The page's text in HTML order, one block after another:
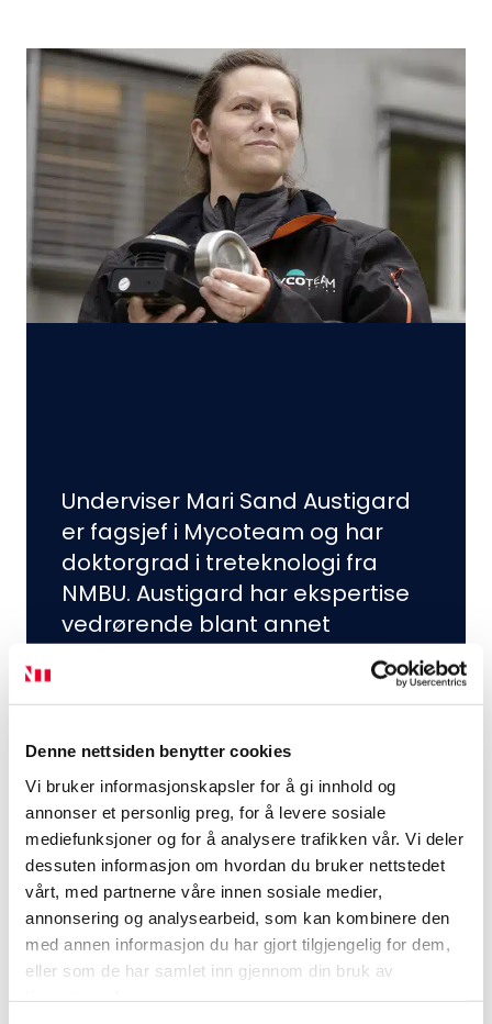
Denne nettsiden benytter cookies
Vi bruker informasjonskapsler for å gi innhold og
annonser et personlig preg, for å levere sosiale
mediefunksjoner og for å analysere trafikken vår. Vi deler
dessuten informasjon om hvordan du bruker nettstedet
vårt, med partnerne våre innen sosiale medier,
annonsering og analysearbeid, som kan kombinere den
med annen informasjon du har gjort tilgjengelig for dem,
eller som de har samlet inn gjennom din bruk av
Underviser Mari Sand Austigard
er fagsjef i Mycoteam og har
doktorgrad i treteknologi fra
NMBU. Austigard har ekspertise
vedrørende blant annet
og fuktproblematikk i
trekonstruksjoner.